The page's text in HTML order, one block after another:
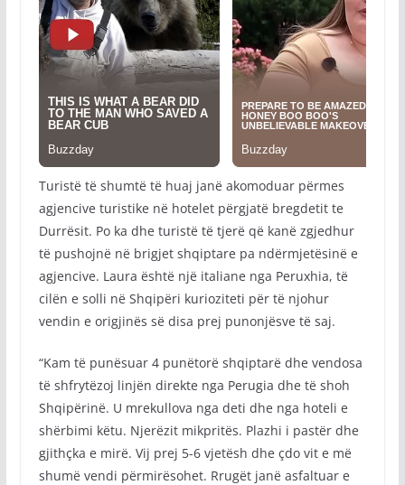
Turistë të shumtë të huaj janë akomoduar përmes
agjencive turistike në hotelet përgjatë bregdetit te
Durrësit. Po ka dhe turistë të tjerë që kanë zgjedhur
të pushojnë në brigjet shqiptare pa ndërmjetësinë e
agjencive. Laura është një italiane nga Peruxhia, të
cilën e solli në Shqipëri kurioziteti për të njohur
vendin e origjinës së disa prej punonjësve të saj.
“Kam të punësuar 4 punëtorë shqiptarë dhe vendosa
të shfrytëzoj linjën direkte nga Perugia dhe të shoh
Shqipërinë. U mrekullova nga deti dhe nga hoteli e
shërbimi këtu. Njerëzit mikpritës. Plazhi i pastër dhe
gjithçka e mirë. Vij prej 5-6 vjetësh dhe çdo vit e më
shumë vendi përmirësohet. Rrugët janë asfaltuar e